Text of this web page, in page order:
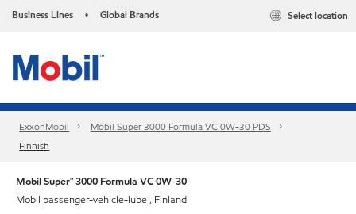
Business Lines • Global Brands Select location
ExxonMobil
Mobil Super 3000 Formula VC 0W-30 PDS
Finnish
Mobil Super™ 3000 Formula VC 0W-30
Mobil passenger-vehicle-lube , Finland